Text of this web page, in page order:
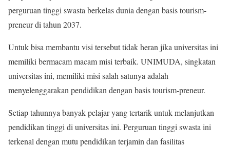
perguruan tinggi swasta berkelas dunia dengan basis tourism-
preneur di tahun 2037.
Untuk bisa membantu visi tersebut tidak heran jika universitas ini
memiliki bermacam macam misi terbaik. UNIMUDA, singkatan
universitas ini, memiliki misi salah satunya adalah
menyelenggarakan pendidikan dengan basis tourism-preneur.
Setiap tahunnya banyak pelajar yang tertarik untuk melanjutkan
pendidikan tinggi di universitas ini. Perguruan tinggi swasta ini
terkenal dengan mutu pendidikan terjamin dan fasilitas